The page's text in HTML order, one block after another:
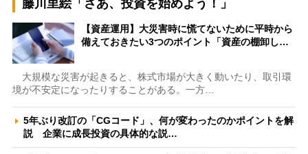
藤川里絵「さあ、投資を始めよう！」
【資産運用】大災害時に慌てないために平時から
備えておきたい3つのポイント「資産の棚卸し…
大規模な災害が起きると、株式市場が大きく動いたり、取引環
境が不安定になったりすることがある。一方…
5年ぶり改訂の「CGコード」、何が変わったのかポイントを解
説 企業に成長投資の具体的な説…